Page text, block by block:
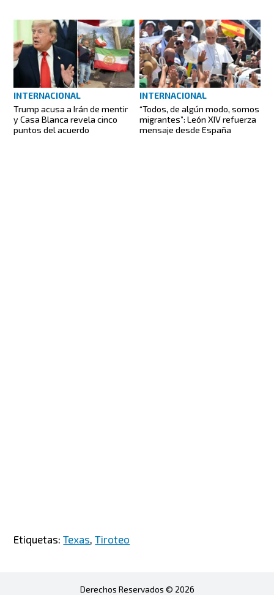
INTERNACIONAL
Trump acusa a Irán de mentir
y Casa Blanca revela cinco
puntos del acuerdo
INTERNACIONAL
“Todos, de algún modo, somos
migrantes”: León XIV refuerza
mensaje desde España
Etiquetas:Texas,Tiroteo
Derechos Reservados © 2026